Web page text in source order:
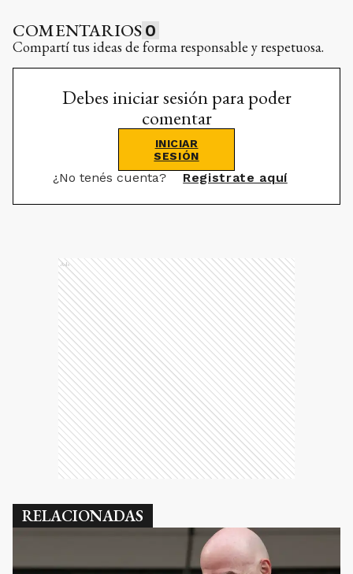
COMENTARIOS 0
Compartí tus ideas de forma responsable y respetuosa.
Debes iniciar sesión para poder
comentar
INICIAR
SESIÓN
¿No tenés cuenta? Registrate aquí
Ads
RELACIONADAS